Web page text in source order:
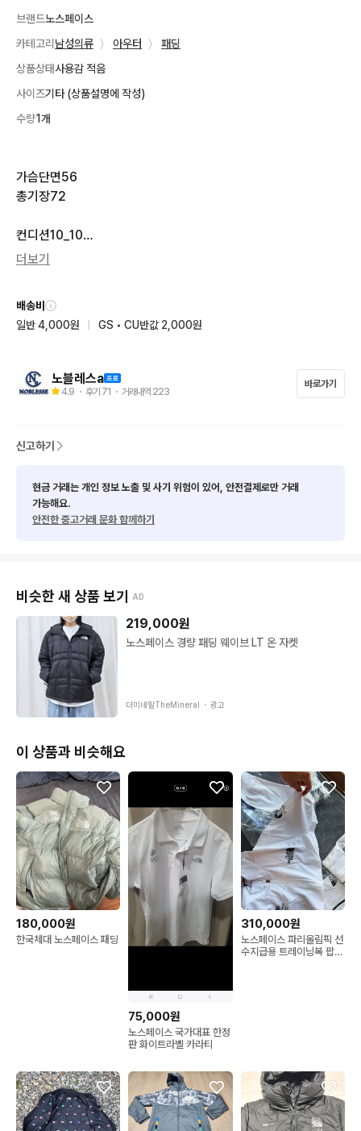
브랜드노스페이스
카테고리 남성의류 〉 아우터 〉
패딩
상품상태사용감 적음
사이즈기타 (상품설명에 작성)
수량1개
가슴단면56
총기장72
컨디션10_10
너무이뻐요! 믿어주시고 구매해주세요! 감사합니다.
실측사이즈 확인후 주문해주세요
반값 택배비 2000원♡
예민하신분은 피해주시고 신중히 구매 부탁드려요♡35-5
더보기
배송비
일반 4,000원
GS • CU반값 2,000원
노블레스a
4.9 ・ 후기 71 ・ 거래내역 223
바로가기
신고하기
현금 거래는 개인 정보 노출 및 사기 위험이 있어, 안전결제로만 거래
가능해요.
안전한 중고거래 문화 함께하기
비슷한 새 상품 보기 AD
219,000원
노스페이스 경량 패딩 웨이브 LT 온 자켓
더미네랄TheMineral ・ 광고
이 상품과 비슷해요
180,000원
한국체대 노스페이스 패딩
75,000원
노스페이스 국가대표 한정
판 화이트라벨 카라티
310,000원
노스페이스 파리올림픽 선
수지급용 트레이닝복 팝니